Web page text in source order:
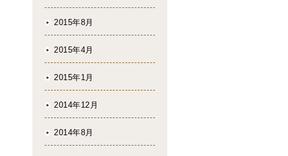
2015年8月
2015年4月
2015年1月
2014年12月
2014年8月